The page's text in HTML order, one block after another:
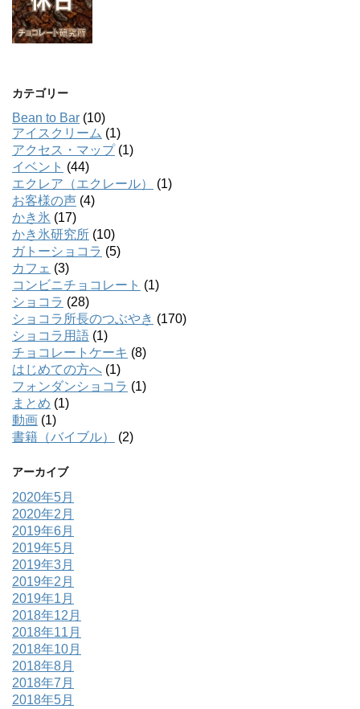
カテゴリー
Bean to Bar (10)
アイスクリーム (1)
アクセス・マップ(1)
イベント (44)
エクレア（エクレール）
(1)
お客様の声 (4)
かき氷 (17)
かき氷研究所 (10)
ガトーショコラ (5)
カフェ (3)
コンビニチョコレート (1)
ショコラ (28)
ショコラ所長のつぶやき (170)
ショコラ用語 (1)
チョコレートケーキ (8)
はじめての方へ (1)
フォンダンショコラ (1)
まとめ (1)
動画 (1)
書籍（バイブル）
(2)
アーカイブ
2020年5月
2020年2月
2019年6月
2019年5月
2019年3月
2019年2月
2019年1月
2018年12月
2018年11月
2018年10月
2018年8月
2018年7月
2018年5月